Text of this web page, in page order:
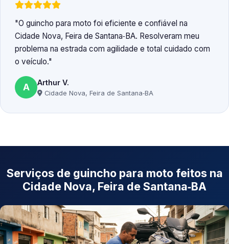
O guincho para moto foi eficiente e confiável na
Cidade Nova, Feira de Santana‑BA. Resolveram meu
problema na estrada com agilidade e total cuidado com
o veículo.
A Arthur V.
Cidade Nova, Feira de Santana‑BA
Serviços de guincho para moto feitos na
Cidade Nova, Feira de Santana‑BA